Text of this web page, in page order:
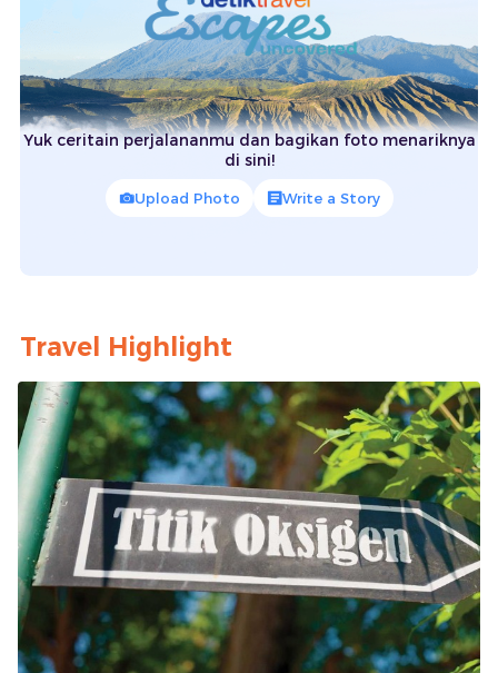
Yuk ceritain perjalananmu dan bagikan foto menariknya
di sini!
Upload Photo Write a Story
Travel Highlight